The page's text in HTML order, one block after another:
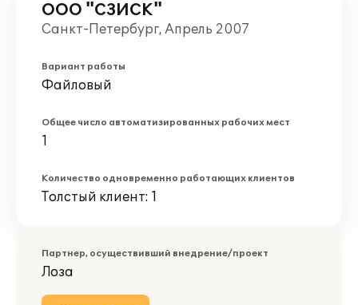
ООО "СЗИСК"
Санкт-Петербург, Апрель 2007
Вариант работы
Файловый
Общее число автоматизированных рабочих мест
1
Количество одновременно работающих клиентов
Толстый клиент: 1
Партнер, осуществивший внедрение/проект
Лоза